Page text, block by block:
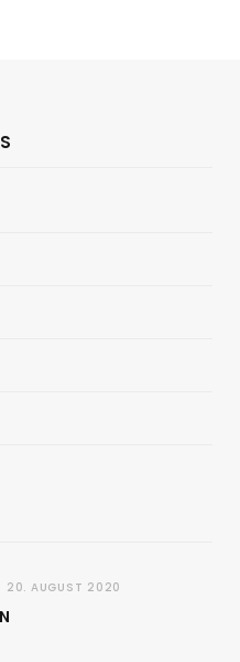
20. AUGUST 2020